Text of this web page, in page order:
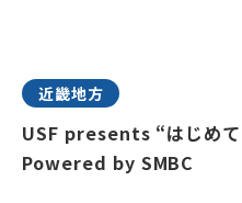
近畿地方
USF presents “はじめ
Powered by SMBC